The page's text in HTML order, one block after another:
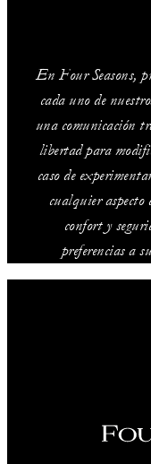
En Four Seasons,
cada uno de
una comunicación
libertad para
caso de
cualquier
confort y
preferencias a